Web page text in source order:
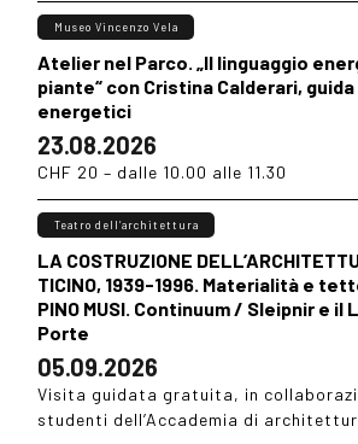
Atelier nel Parco. „Il linguaggio
piante“ con Cristina Calderari,
energetici
23.08.2026
Museo Vincenzo Vela
CHF 20 – dalle 10.00 alle 11.30
LA COSTRUZIONE
TICINO, 1939-1996. Materialità e
PINO MUSI. Continuum / Sleipnir e il
Porte
05.09.2026
Teatro dell’architettura
Visita guidata gratuita, in
studenti dell’Accademia di